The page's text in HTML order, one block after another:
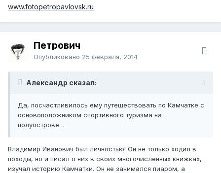
www.fotopetropavlovsk.ru
Петрович
Опубликовано 25 февраля, 2014
Александр сказал:
Да, посчастливилось ему путешествовать по Камчатке с
основоположником спортивного туризма на
полуострове…
Владимир Иванович был личностью! Он не только ходил в
походы, но и писал о них в своих многочисленных книжках,
изучал историю Камчатки. Он не занимался пиаром, а